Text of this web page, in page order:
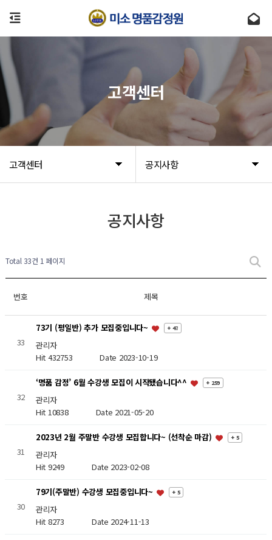
고객센터 공지사항
고객센터
공지사항
Total 33건 1 페이지
번호 제목
33
73기 (평일반) 추가 모집중입니다~ + 47
관리자
Hit 432753Date 2023-10-19
32
‘명품 감정’ 6월 수강생 모집이 시작됐습니다^^ + 259
관리자
Hit 10838 Date 2021-05-20
31
2023년 2월 주말반 수강생 모집합니다~ (선착순 마감) + 5
관리자
Hit 9249 Date 2023-02-08
30
79기(주말반) 수강생 모집중입니다~ + 5
관리자
Hit 8273 Date 2024-11-13